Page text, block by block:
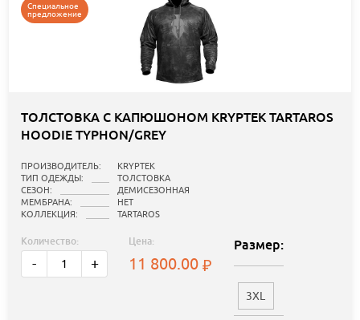
Специальное
предложение
ТОЛСТОВКА С КАПЮШОНОМ KRYPTEK TARTAROS
HOODIE TYPHON/GREY
ПРОИЗВОДИТЕЛЬ:
KRYPTEK
ТИП ОДЕЖДЫ:
ТОЛСТОВКА
СЕЗОН:
ДЕМИСЕЗОННАЯ
МЕМБРАНА:
НЕТ
КОЛЛЕКЦИЯ:
TARTAROS
Количество:
- +
Цена:
11 800.00
Размер:
3XL